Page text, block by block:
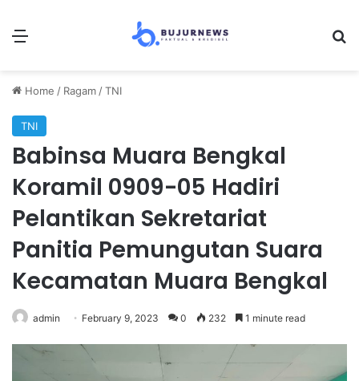
Home / Ragam /TNI
TNI
Babinsa Muara Bengkal
Koramil 0909-05 Hadiri
Pelantikan Sekretariat
Panitia Pemungutan Suara
Kecamatan Muara Bengkal
admin February 9, 2023 0 232 1 minute read